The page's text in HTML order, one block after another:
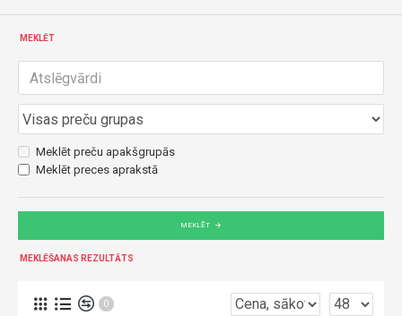
MEKLĒT
Meklēt preču apakšgrupās
Meklēt preces aprakstā
MEKLĒT
MEKLĒŠANAS REZULTĀTS
0